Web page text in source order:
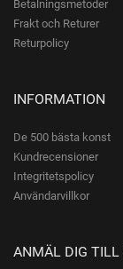
Betalningsmetoder
Frakt och Returer
Returpolicy
INFORMATION
De 500 bästa konst
Kundrecensioner
Integritetspolicy
Användarvillkor
ANMÄL DIG TILL